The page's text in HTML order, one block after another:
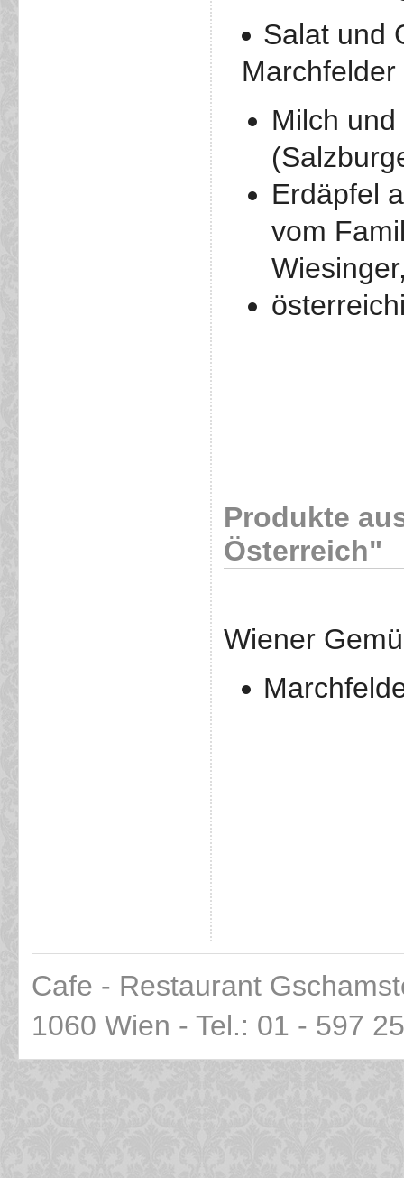
Salat und
Milch
Erdäpfel
vom
Produkte
Österreich"
Wiener
Cafe - Restaurant
1060 Wien - Tel.: 01 - 597